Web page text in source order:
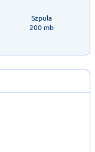
Szpula
200 mb